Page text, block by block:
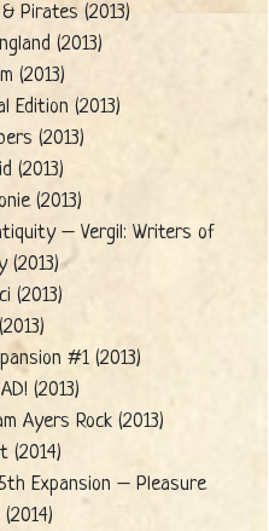
Pirates (2013)
(2013)
(2013)
Edition (2013)
(2013)
(2013)
(2013)
– Vergil: Writers of
(2013)
(2013)
#1 (2013)
(2013)
Ayers Rock (2013)
(2014)
Expansion – Pleasure